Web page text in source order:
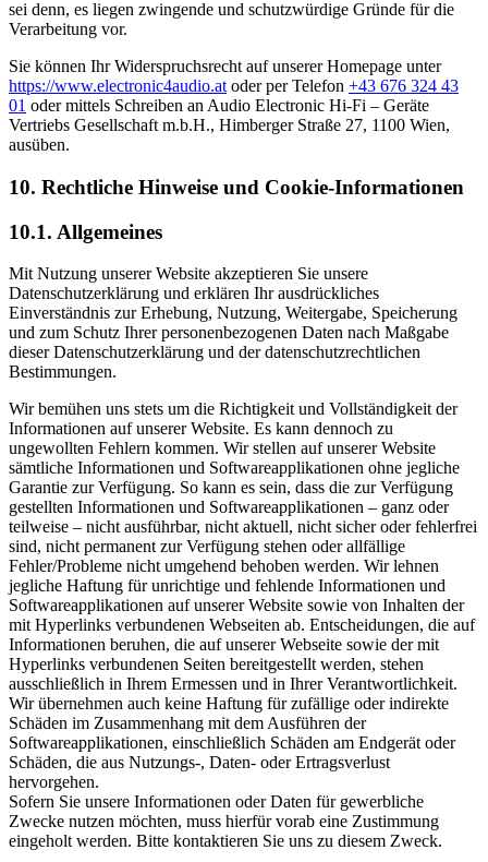
sei denn, es liegen zwingende und schutzwürdige Gründe für die
Verarbeitung vor.
Sie können Ihr Widerspruchsrecht auf unserer Homepage unter
https://www.electronic4audio.at oder per Telefon +43 676 324 43
01 oder mittels Schreiben an Audio Electronic Hi-Fi – Geräte
Vertriebs Gesellschaft m.b.H., Himberger Straße 27, 1100 Wien,
ausüben.
10. Rechtliche Hinweise und Cookie-Informationen
10.1. Allgemeines
Mit Nutzung unserer Website akzeptieren Sie unsere
Datenschutzerklärung und erklären Ihr ausdrückliches
Einverständnis zur Erhebung, Nutzung, Weitergabe, Speicherung
und zum Schutz Ihrer personenbezogenen Daten nach Maßgabe
dieser Datenschutzerklärung und der datenschutzrechtlichen
Bestimmungen.
Wir bemühen uns stets um die Richtigkeit und Vollständigkeit der
Informationen auf unserer Website. Es kann dennoch zu
ungewollten Fehlern kommen. Wir stellen auf unserer Website
sämtliche Informationen und Softwareapplikationen ohne jegliche
Garantie zur Verfügung. So kann es sein, dass die zur Verfügung
gestellten Informationen und Softwareapplikationen – ganz oder
teilweise – nicht ausführbar, nicht aktuell, nicht sicher oder fehlerfrei
sind, nicht permanent zur Verfügung stehen oder allfällige
Fehler/Probleme nicht umgehend behoben werden. Wir lehnen
jegliche Haftung für unrichtige und fehlende Informationen und
Softwareapplikationen auf unserer Website sowie von Inhalten der
mit Hyperlinks verbundenen Webseiten ab. Entscheidungen, die auf
Informationen beruhen, die auf unserer Webseite sowie der mit
Hyperlinks verbundenen Seiten bereitgestellt werden, stehen
ausschließlich in Ihrem Ermessen und in Ihrer Verantwortlichkeit.
Wir übernehmen auch keine Haftung für zufällige oder indirekte
Schäden im Zusammenhang mit dem Ausführen der
Softwareapplikationen, einschließlich Schäden am Endgerät oder
Schäden, die aus Nutzungs-, Daten- oder Ertragsverlust
hervorgehen.
Sofern Sie unsere Informationen oder Daten für gewerbliche
Zwecke nutzen möchten, muss hierfür vorab eine Zustimmung
eingeholt werden. Bitte kontaktieren Sie uns zu diesem Zweck.